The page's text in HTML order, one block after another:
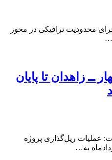
محدودیت ترافیکی در محور
ــ زاهدان تا پایان
عملیات ریل‌گذاری پروژه
به…